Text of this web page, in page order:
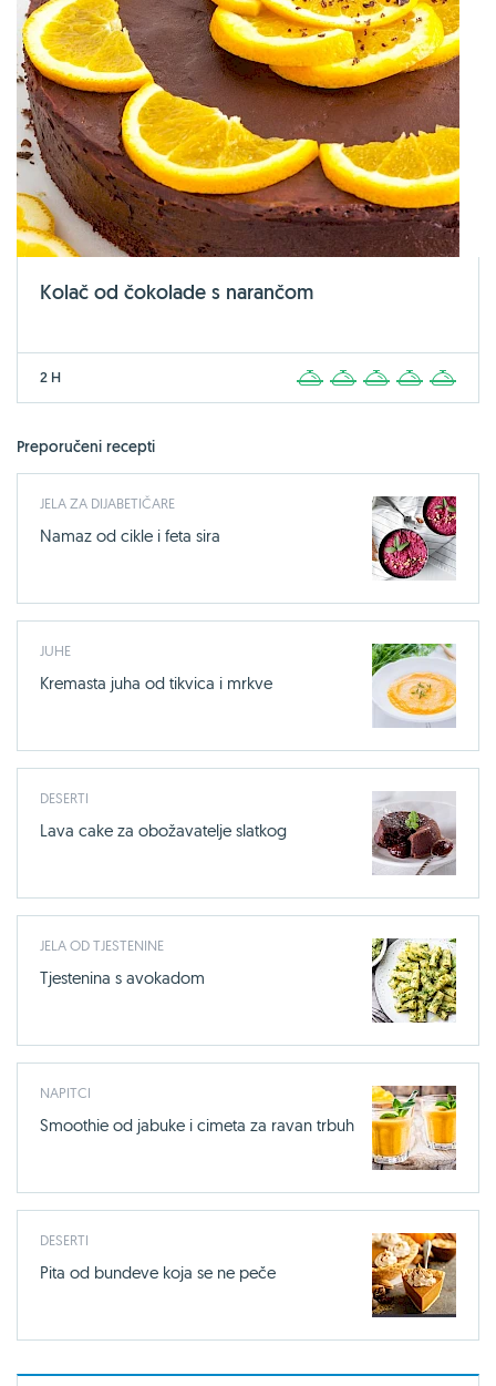
Kolač od čokolade s narančom
2 H 2 3 4
Preporučeni recepti
JELA ZA DIJABETIČARE
Namaz od cikle i feta sira
JUHE
Kremasta juha od tikvica i mrkve
DESERTI
Lava cake za obožavatelje slatkog
JELA OD TJESTENINE
Tjestenina s avokadom
NAPITCI
Smoothie od jabuke i cimeta za ravan trbuh
DESERTI
Pita od bundeve koja se ne peče